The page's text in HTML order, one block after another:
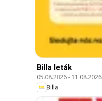
Billa leták
05.08.2026- 11.08.2026
Billa